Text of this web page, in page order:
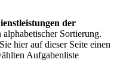
der
alphabetischer Sortierung.
hier auf dieser Seite einen
Aufgabenliste